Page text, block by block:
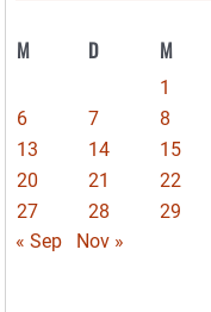
M D M
1
6
7 8
13
14 15
20
21 22
27
28 29
« Sep
Nov »